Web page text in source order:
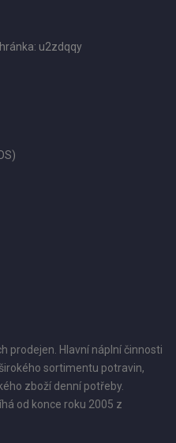
u2zdqqy
prodejen. Hlavní náplní činnosti
sortimentu potravin,
zboží denní potřeby.
od konce roku 2005 z